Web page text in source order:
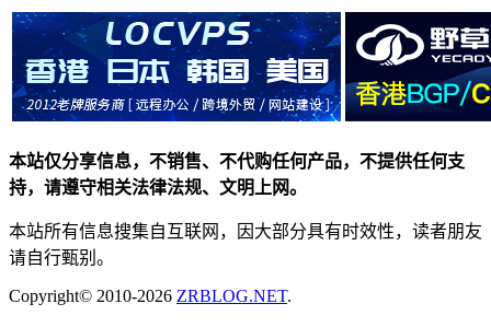
本站仅分享信息，不销售、不代购任何产品，不提供任何支
持，请遵守相关法律法规、文明上网。
本站所有信息搜集自互联网，因大部分具有时效性，读者朋友
请自行甄别。
Copyright© 2010-2026 ZRBLOG.NET.